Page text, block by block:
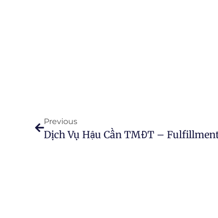
Previous
Dịch Vụ Hậu Cần TMĐT –